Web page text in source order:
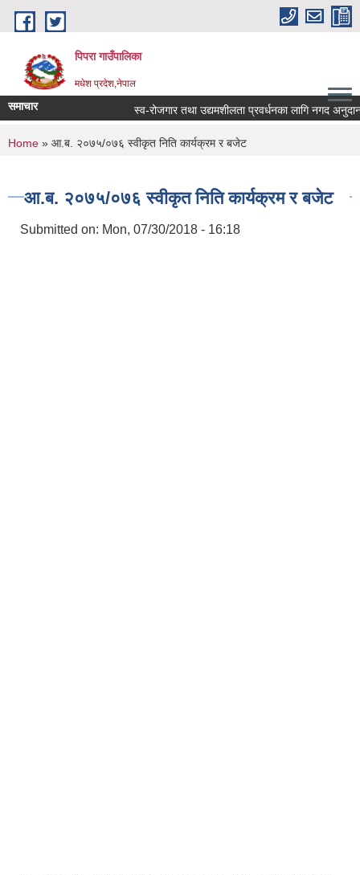
Skip to main content
पिपरा गाउँपालिका
मधेश प्रदेश,नेपाल
समाचार स्व-रोजगार तथा उद्यमशीलता प्रवर्धनका लागि नगद अनुदान
You are here
Home » आ.ब. २०७५/०७६ स्वीकृत निति कार्यक्रम र बजेट
आ.ब. २०७५/०७६ स्वीकृत निति कार्यक्रम र बजेट
Submitted on: Mon, 07/30/2018 - 16:18